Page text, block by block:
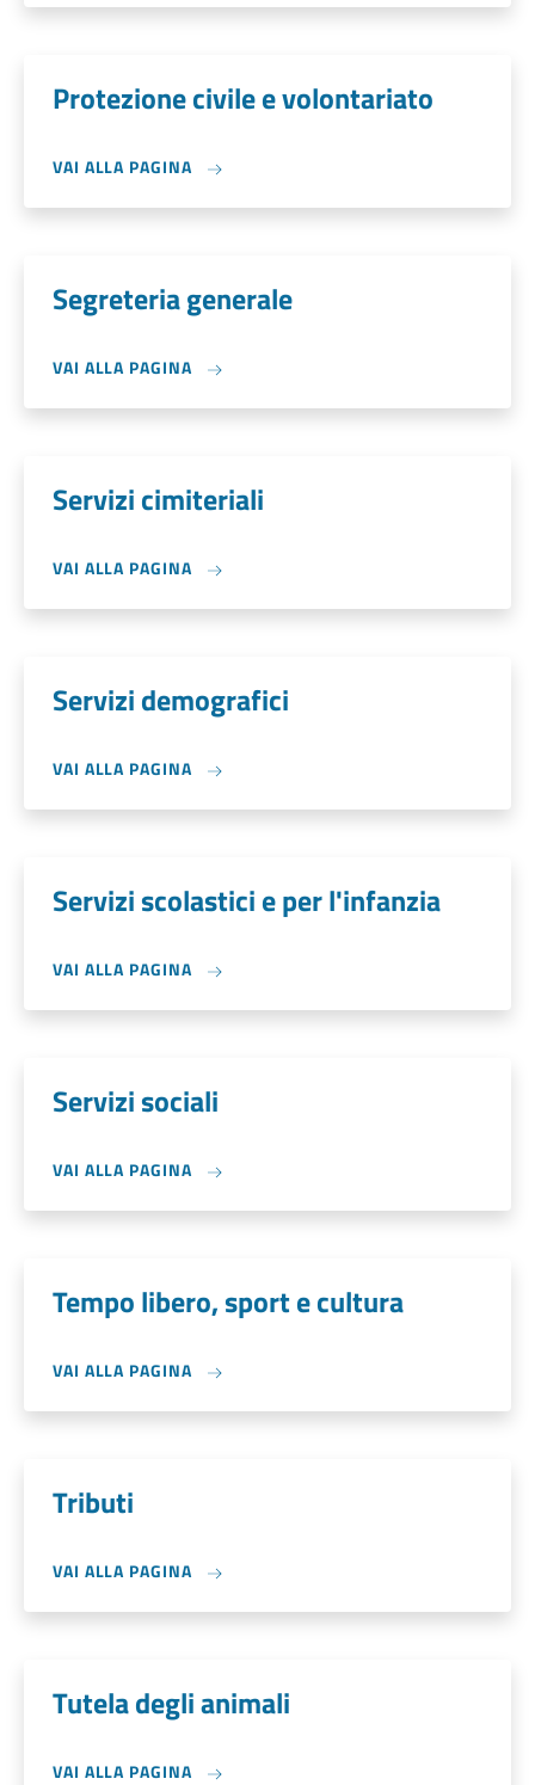
Protezione civile e volontariato
VAI ALLA PAGINA
Segreteria generale
VAI ALLA PAGINA
Servizi cimiteriali
VAI ALLA PAGINA
Servizi demografici
VAI ALLA PAGINA
Servizi scolastici e per l'infanzia
VAI ALLA PAGINA
Servizi sociali
VAI ALLA PAGINA
Tempo libero, sport e cultura
VAI ALLA PAGINA
Tributi
VAI ALLA PAGINA
Tutela degli animali
VAI ALLA PAGINA